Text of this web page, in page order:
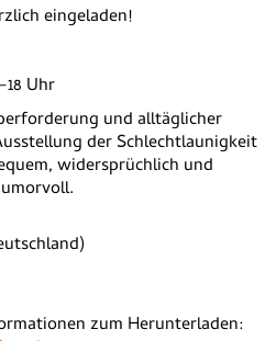
eingeladen!
Uhr
und alltäglicher
der Schlechtlaunigkeit
widersprüchlich und
zum Herunterladen: